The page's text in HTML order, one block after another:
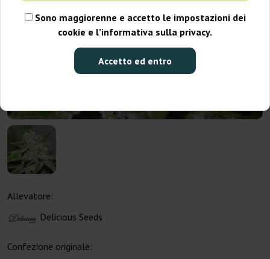
Sono maggiorenne e accetto le impostazioni dei
cookie e l’informativa sulla privacy.
Accetto ed entro
Allevatore:
Delicious Seeds
Confezione originale: